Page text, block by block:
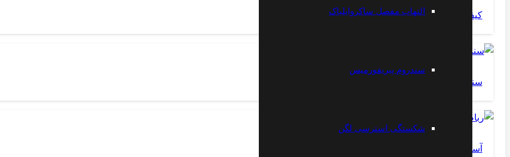
التهاب مفصل ساکروایلیاک
سندروم پیریفورمیس
شکستگی استرسی لگن
کیفوز ستون مهره
سندرم طناب خلفى
آسیب های رباط مچ دست